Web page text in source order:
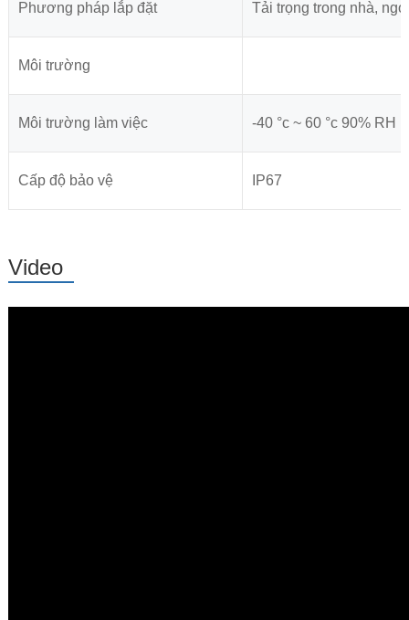
Phương pháp lắp đặt Tải trọng trong nhà,
Môi trường
Môi trường làm việc -40 °c ~ 60 °c 90% RH
Cấp độ bảo vệ IP67
Video